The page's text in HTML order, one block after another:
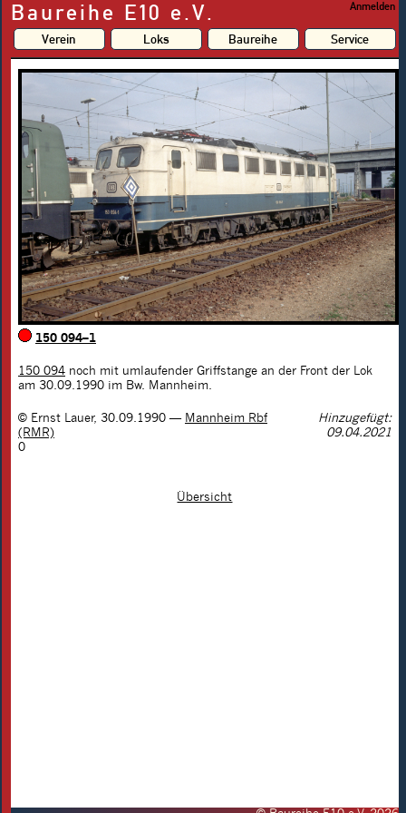
Baureihe E10 e.V. Anmelden
Verein Loks Baureihe Service
150 094–1
150 094 noch mit umlaufender Griffstange an der Front der Lok
am 30.09.1990 im Bw. Mannheim.
© Ernst Lauer, 30.09.1990 — Mannheim Rbf
(RMR)
Hinzugefügt:
09.04.2021
0
Übersicht